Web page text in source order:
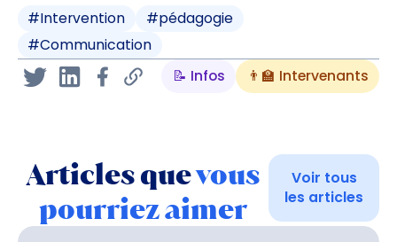
#Intervention #pédagogie
#Communication
📝 Infos
👨‍🏫 Intervenants
Articles quevous
pourriez aimer
Voir tous
les articles